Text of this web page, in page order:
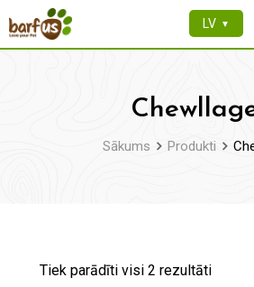
uz
LV ▼
Sākums Produkti
Tiek parādīti visi 2 rezultāti